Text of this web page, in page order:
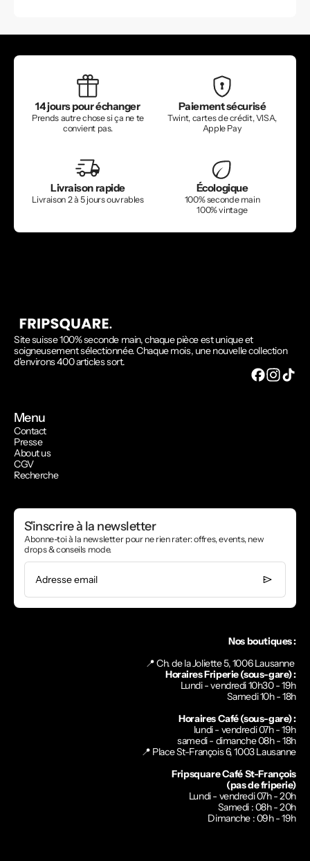
14 jours pour échanger
Prends autre chose si ça ne te
convient pas.
Paiement sécurisé
Twint, cartes de crédit, VISA,
Apple Pay
Livraison rapide
Livraison 2 à 5 jours ouvrables
Écologique
100% seconde main
100% vintage
Site suisse 100% seconde main, chaque pièce est unique et
soigneusement sélectionnée. Chaque mois, une nouvelle collection
d'environs 400 articles sort.
Menu
Contact
Presse
About us
CGV
Recherche
S'inscrire à la newsletter
Abonne-toi à la newsletter pour ne rien rater: offres, events, new
drops & conseils mode.
Adresse email
Nos boutiques :
📍 Ch. de la Joliette 5, 1006 Lausanne
Horaires Friperie (sous-gare) :
Lundi - vendredi 10h30 - 19h
Samedi 10h - 18h
Horaires Café (sous-gare) :
lundi - vendredi 07h - 19h
samedi - dimanche 08h - 18h
📍 Place St-François 6, 1003 Lausanne
Fripsquare Café St-François
(pas de friperie)
Lundi - vendredi 07h - 20h
Samedi : 08h - 20h
Dimanche : 09h - 19h